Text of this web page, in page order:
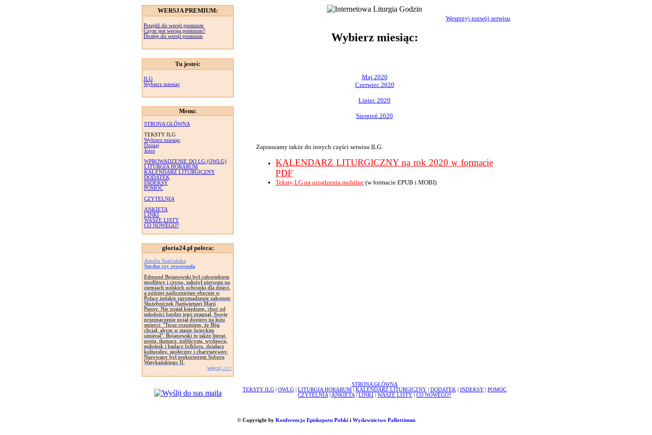
WERSJA PREMIUM:
Przejdź do wersji premium
Czym jest wersja premium?
Dostęp do wersji premium
Tu jesteś:
ILG
Wybierz miesiąc
Menu:
STRONA GŁÓWNA
TEKSTY ILG
Wybierz miesiąc
Dzisiaj
Jutro
WPROWADZENIE DO LG (OWLG)
LITURGIA HORARUM
KALENDARZ LITURGICZNY
DODATEK
INDEKSY
POMOC
CZYTELNIA
ANKIETA
LINKI
WASZE LISTY
CO NOWEGO?
gloria24.pl poleca:
Amelia Szafrańska
Surdut czy rewerenda
Edmund Bojanowski był człowiekiem
modlitwy i czynu, założył pierwsze na
ziemiach polskich ochronki dla dzieci,
a później najliczniejsze obecnie w
Polsce żeńskie zgromadzenie zakonnic
Służebniczek Najświętszej Marii
Panny. Nie został księdzem, choć od
młodości bardzo tego pragnął. Swoje
przeznaczenie pojął dopiero na łożu
smierci: "Teraz rozumiem, że Bóg
chciał, abym w stanie świeckim
umierał". Bojanowski to także literat,
poeta, tłumacz, publicysta, wydawca,
miłośnik i badacz folkloru, działacz
kulturalny, społeczny i charytatywny.
Nazywany był prekursorem Soboru
Watykańskiego II.
więcej >>>
Wesprzyj rozwój serwisu
Wybierz miesiąc:
Maj 2020
Czerwiec 2020
Lipiec 2020
Sierpień 2020
Zapraszamy także do innych części serwisu ILG:
KALENDARZ LITURGICZNY na rok 2020 w formacie
PDF
Teksty LG na urządzenia mobilne (w formacie EPUB i MOBI)
STRONA GŁÓWNA
TEKSTY ILG
OWLG LITURGIA HORARUM KALENDARZ LITURGICZNY DODATEK INDEKSY
POMOC
CZYTELNIA
ANKIETA LINKI WASZE LISTY CO NOWEGO?
© Copyright by Konferencja Episkopatu Polskii Wydawnictwo Pallottinum